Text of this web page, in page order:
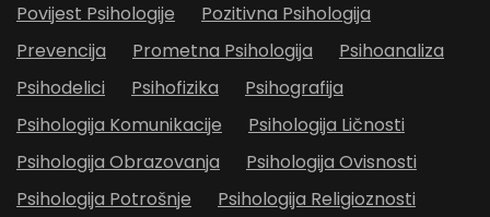
Povijest Psihologije
Pozitivna Psihologija
Prevencija
Prometna Psihologija
Psihoanaliza
Psihodelici
Psihofizika
Psihografija
Psihologija Komunikacije
Psihologija Ličnosti
Psihologija Obrazovanja
Psihologija Ovisnosti
Psihologija Potrošnje
Psihologija Religioznosti